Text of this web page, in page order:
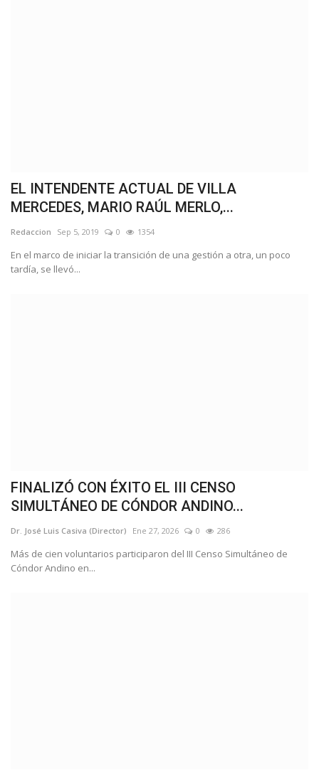
EL INTENDENTE ACTUAL DE VILLA
MERCEDES, MARIO RAÚL MERLO,...
Redaccion Sep 5, 2019 0 1354
En el marco de iniciar la transición de una gestión a otra, un poco
tardía, se llevó...
FINALIZÓ CON ÉXITO EL III CENSO
SIMULTÁNEO DE CÓNDOR ANDINO...
Dr. José Luis Casiva (Director) Ene 27, 2026 0 286
Más de cien voluntarios participaron del III Censo Simultáneo de
Cóndor Andino en...